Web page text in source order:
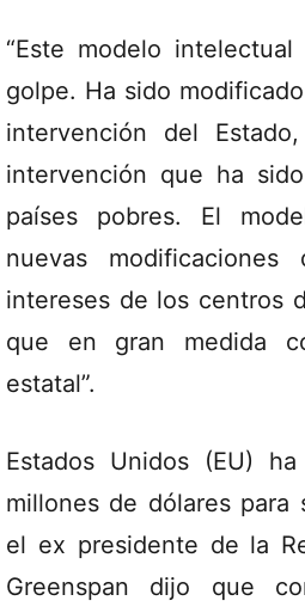
“Este modelo
golpe. Ha sido
intervención del
intervención que ha
países pobres. El
nuevas
intereses de los centros
que en gran medida
estatal”.
Estados Unidos (EU)
millones de dólares para
el ex presidente de la
Greenspan dijo que